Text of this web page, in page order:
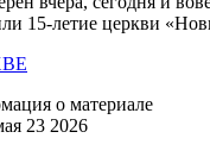
15-летие церкви
о материале
23 2026